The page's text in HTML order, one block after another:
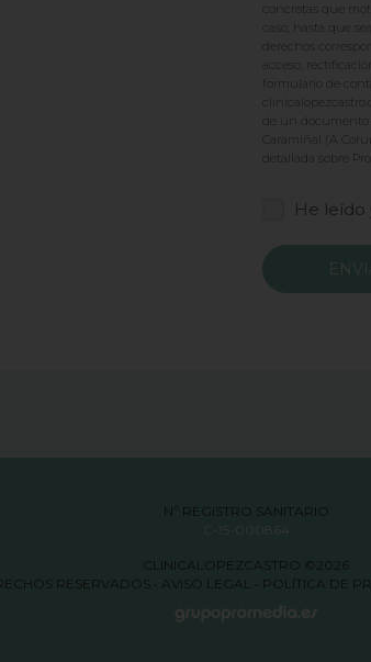
concretas que
caso, hasta que
derechos
acceso,
formulario de
de un documento
Caramiñal (A
detallada sobre
He leído
Nº REGISTRO SANITARIO
C-15-000864
CLINICALOPEZCASTRO ©2026
RESERVADOS • AVISO LEGAL • POLÍTICA DE